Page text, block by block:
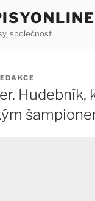
společnost
Hudebník,